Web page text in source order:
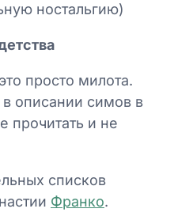
ностальгию)
просто милота.
в описании симов в
прочитать и не
списков
Франко.